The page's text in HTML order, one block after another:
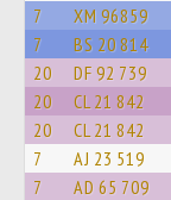
7 XM 96859
7 BS 20 814
20 DF 92 739
20 CL 21 842
20 CL 21 842
7 AJ 23 519
7 AD 65 709